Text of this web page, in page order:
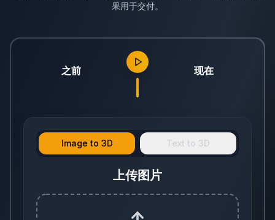
果用于交付。
之前 现在
Image to 3D Text to 3D
上传图片